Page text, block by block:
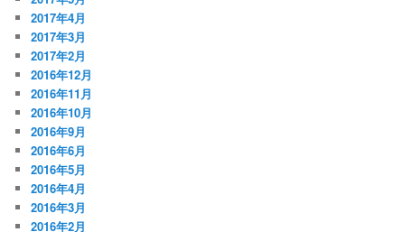
2017年4月
2017年3月
2017年2月
2016年12月
2016年11月
2016年10月
2016年9月
2016年6月
2016年5月
2016年4月
2016年3月
2016年2月